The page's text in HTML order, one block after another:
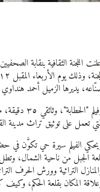
اللجنة الثقافية بنقابة
يديرها الزميل أحمد
وفيلم
تعمل على توثيق تراث مدينة
الفيلم سيرة حي تكوَّن في
الجبل من ناحية الشمال،
التراثية وورش الحرف
المكان بقلعة الحكم،